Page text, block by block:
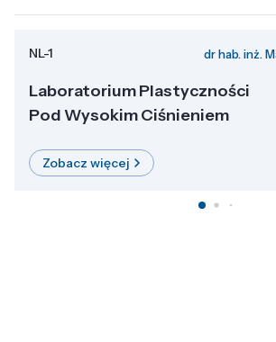
NL-1 dr hab. inż.
Laboratorium Plastyczności
Pod Wysokim Ciśnieniem
Zobacz więcej